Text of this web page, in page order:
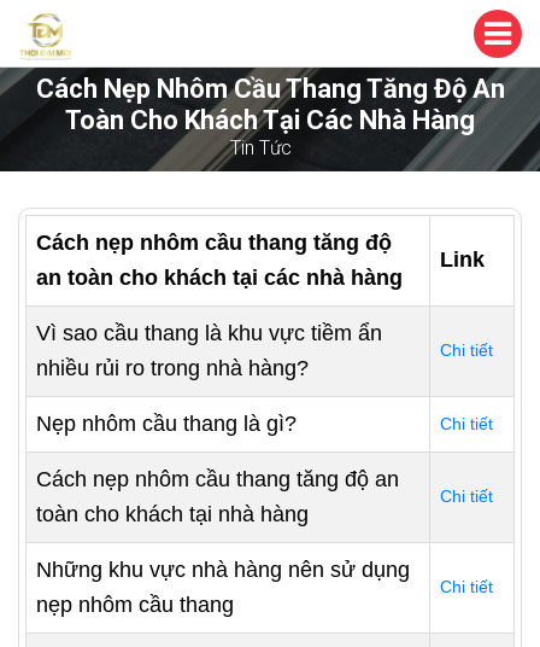
Cách Nẹp Nhôm Cầu Thang Tăng Độ An
Toàn Cho Khách Tại Các Nhà Hàng
Tin Tức
Cách nẹp nhôm cầu thang tăng độ
an toàn cho khách tại các nhà hàng
Link
Vì sao cầu thang là khu vực tiềm ẩn
nhiều rủi ro trong nhà hàng?
Chi tiết
Nẹp nhôm cầu thang là gì? Chi tiết
Cách nẹp nhôm cầu thang tăng độ an
toàn cho khách tại nhà hàng
Chi tiết
Những khu vực nhà hàng nên sử dụng
nẹp nhôm cầu thang
Chi tiết